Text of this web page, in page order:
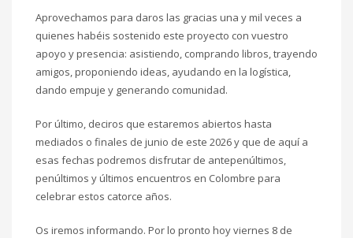
Aprovechamos para daros las gracias una y mil veces a
quienes habéis sostenido este proyecto con vuestro
apoyo y presencia: asistiendo, comprando libros, trayendo
amigos, proponiendo ideas, ayudando en la logística,
dando empuje y generando comunidad.
Por último, deciros que estaremos abiertos hasta
mediados o finales de junio de este 2026 y que de aquí a
esas fechas podremos disfrutar de antepenúltimos,
penúltimos y últimos encuentros en Colombre para
celebrar estos catorce años.
Os iremos informando. Por lo pronto hoy viernes 8 de